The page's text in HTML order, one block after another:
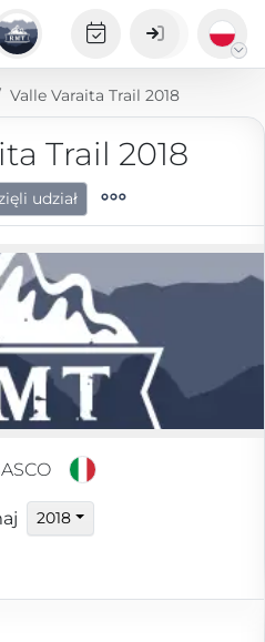
Valle Varaita Trail 2018
Trail 2018
udział
2018